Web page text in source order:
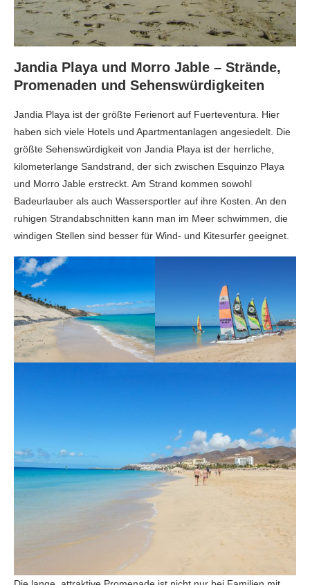
Jandia Playa und Morro Jable – Strände,
Promenaden und Sehenswürdigkeiten
Jandia Playa ist der größte Ferienort auf Fuerteventura. Hier
haben sich viele Hotels und Apartmentanlagen angesiedelt. Die
größte Sehenswürdigkeit von Jandia Playa ist der herrliche,
kilometerlange Sandstrand, der sich zwischen Esquinzo Playa
und Morro Jable erstreckt. Am Strand kommen sowohl
Badeurlauber als auch Wassersportler auf ihre Kosten. An den
ruhigen Strandabschnitten kann man im Meer schwimmen, die
windigen Stellen sind besser für Wind- und Kitesurfer geeignet.